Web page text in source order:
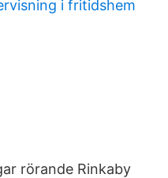
i fritidshem
rörande Rinkaby